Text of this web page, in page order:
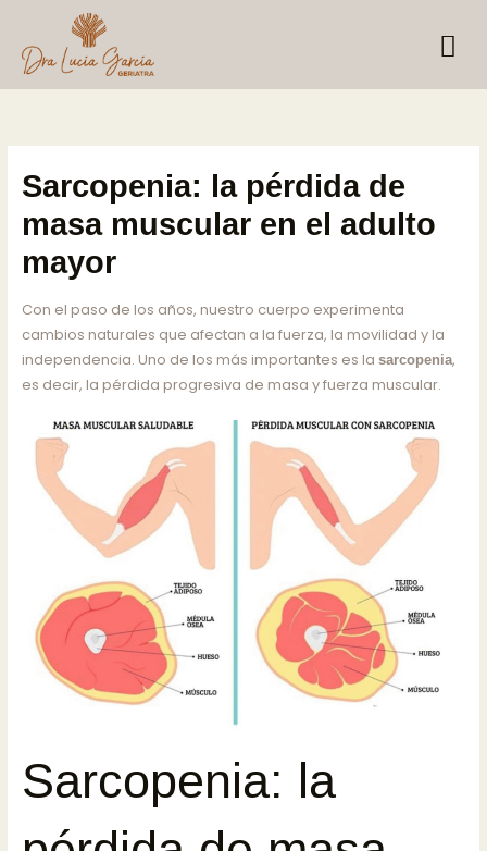
content
Sarcopenia: la pérdida de
masa muscular en el adulto
mayor
Con el paso de los años, nuestro cuerpo experimenta
cambios naturales que afectan a la fuerza, la movilidad y la
independencia. Uno de los más importantes es lasarcopenia,
es decir, la pérdida progresiva de masa y fuerza muscular.
Sarcopenia: la